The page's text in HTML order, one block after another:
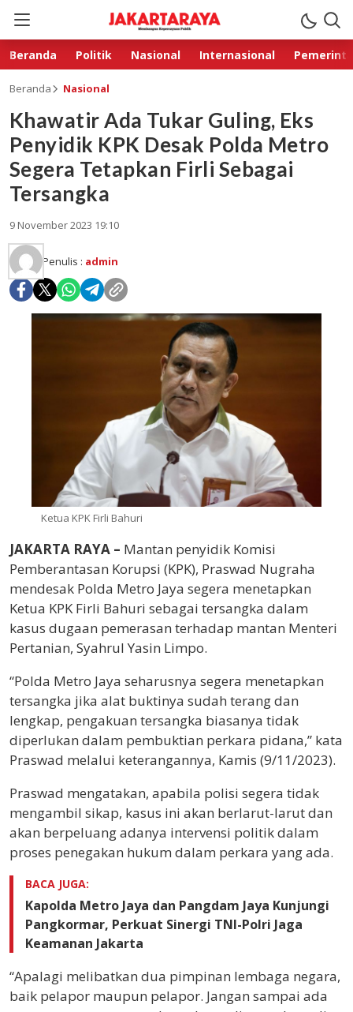
Beranda Politik Nasional Internasional
Beranda Nasional
Khawatir Ada Tukar Guling, Eks
Penyidik KPK Desak Polda Metro
Segera Tetapkan Firli Sebagai
Tersangka
9 November 2023 19:10
Penulis : admin
Ketua KPK Firli Bahuri
JAKARTA RAYA – Mantan penyidik Komisi
Pemberantasan Korupsi (KPK), Praswad Nugraha
mendesak Polda Metro Jaya segera menetapkan
Ketua KPK Firli Bahuri sebagai tersangka dalam
kasus dugaan pemerasan terhadap mantan Menteri
Pertanian, Syahrul Yasin Limpo.
“Polda Metro Jaya seharusnya segera menetapkan
tersangka jika alat buktinya sudah terang dan
lengkap, pengakuan tersangka biasanya tidak
diperlukan dalam pembuktian perkara pidana,” kata
Praswad melalui keterangannya, Kamis (9/11/2023).
Praswad mengatakan, apabila polisi segera tidak
mengambil sikap, kasus ini akan berlarut-larut dan
akan berpeluang adanya intervensi politik dalam
proses penegakan hukum dalam perkara yang ada.
BACA JUGA:
Kapolda Metro Jaya dan Pangdam Jaya Kunjungi
Pangkormar, Perkuat Sinergi TNI-Polri Jaga
Keamanan Jakarta
“Apalagi melibatkan dua pimpinan lembaga negara,
baik pelapor maupun pelapor. Jangan sampai ada